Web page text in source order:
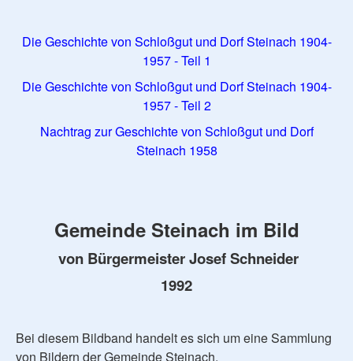
Die Geschichte von Schloßgut und Dorf Steinach 1904-
1957 - Teil 1
Die Geschichte von Schloßgut und Dorf Steinach 1904-
1957 - Teil 2
Nachtrag zur Geschichte von Schloßgut und Dorf
Steinach 1958
Gemeinde Steinach im Bild
von Bürgermeister Josef Schneider
1992
Bei diesem Bildband handelt es sich um eine Sammlung
von Bildern der Gemeinde Steinach.